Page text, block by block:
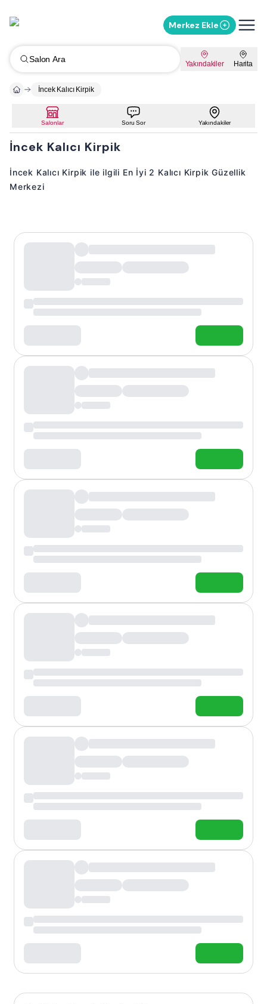
Merkez Ekle
Salon Ara Yakındakiler Harita
İncek Kalıcı Kirpik
Salonlar Soru Sor Yakındakiler
İncek Kalıcı Kirpik
İncek Kalıcı Kirpik ile ilgili En İyi 2 Kalıcı Kirpik Güzellik
Merkezi